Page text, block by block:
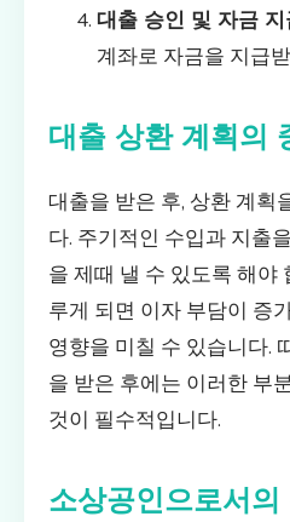
대출 승인 및 자금 지
계좌로 자금을 지급
대출 상환 계획의
대출을 받은 후, 상환 계획
다. 주기적인 수입과 지출
을 제때 낼 수 있도록 해야
루게 되면 이자 부담이 증
영향을 미칠 수 있습니다.
을 받은 후에는 이러한 부
것이 필수적입니다.
소상공인으로서